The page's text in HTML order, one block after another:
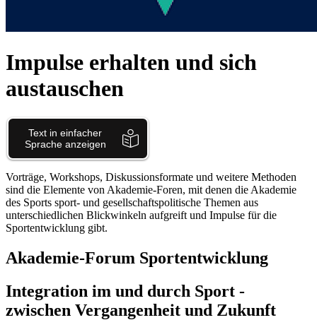
Impulse erhalten und sich
austauschen
Vorträge, Workshops, Diskussionsformate und weitere Methoden
sind die Elemente von Akademie-Foren, mit denen die Akademie
des Sports sport- und gesellschaftspolitische Themen aus
unterschiedlichen Blickwinkeln aufgreift und Impulse für die
Sportentwicklung gibt.
Akademie-Forum Sportentwicklung
Integration im und durch Sport -
zwischen Vergangenheit und Zukunft